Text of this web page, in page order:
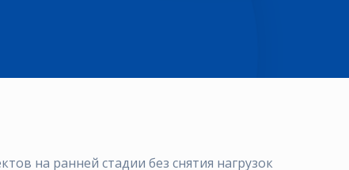
на ранней стадии без снятия нагрузок